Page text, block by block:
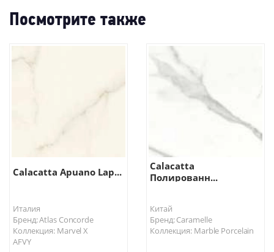
Посмотрите также
Calacatta Apuano Lap...
Италия
Бренд: Atlas Concorde
Коллекция: Marvel X
AFVY
Calacatta
Полированн...
Китай
Бренд: Caramelle
Коллекция: Marble Porcelain